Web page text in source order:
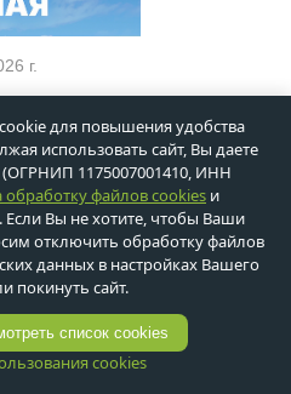
г.
Поздравляем
для повышения удобства
использовать сайт, Вы даете
1175007001410, ИНН
обработку файлов cookies и
Если Вы не хотите, чтобы Ваши
отключить обработку файлов
данных в настройках Вашего
покинуть сайт.
список cookies
cookies